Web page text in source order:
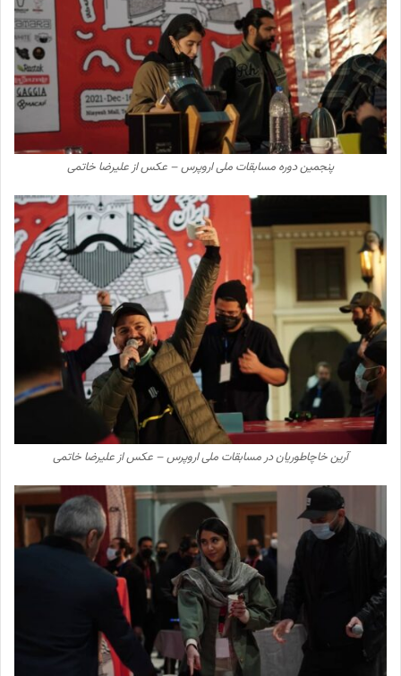
پنجمین دوره مسابقات ملی اروپرس – عکس از علیرضا خاتمی
آرین خاچاطوریان در مسابقات ملی اروپرس – عکس از علیرضا خاتمی